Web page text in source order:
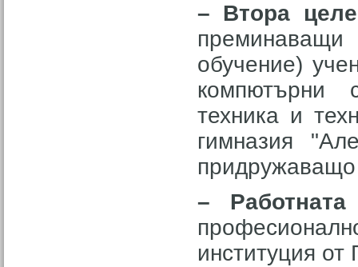
– Втора
обучение)
компютърни
техника и
гимназия
–
институция от